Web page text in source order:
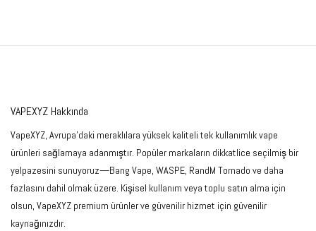
VAPEXYZ Hakkında
VapeXYZ, Avrupa'daki meraklılara yüksek kaliteli tek kullanımlık vape
ürünleri sağlamaya adanmıştır. Popüler markaların dikkatlice seçilmiş bir
yelpazesini sunuyoruz—Bang Vape, WASPE, RandM Tornado ve daha
fazlasını dahil olmak üzere. Kişisel kullanım veya toplu satın alma için
olsun, VapeXYZ premium ürünler ve güvenilir hizmet için güvenilir
kaynağınızdır.